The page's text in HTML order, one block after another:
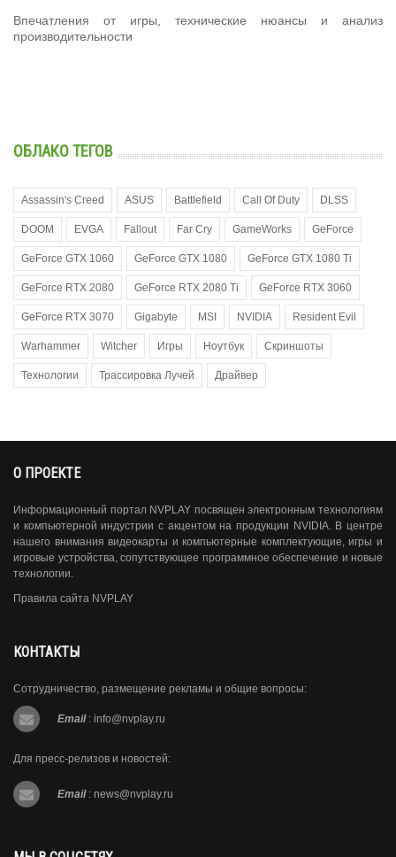
Впечатления от игры, технические нюансы и анализ
производительности
ОБЛАКО ТЕГОВ
Assassin's Creed ASUS Battlefield Call Of Duty DLSS
DOOM EVGA Fallout Far Cry GameWorks GeForce
GeForce GTX 1060 GeForce GTX 1080 GeForce GTX 1080 Ti
GeForce RTX 2080 GeForce RTX 2080 Ti GeForce RTX 3060
GeForce RTX 3070 Gigabyte MSI NVIDIA Resident Evil
Warhammer Witcher Игры Ноутбук Скриншоты
Технологии Трассировка Лучей Драйвер
О ПРОЕКТЕ
Информационный портал NVPLAY посвящен электронным технологиям
и компьютерной индустрии с акцентом на продукции NVIDIA. В центре
нашего внимания видеокарты и компьютерные комплектующие, игры и
игровые устройства, сопутствующее программное обеспечение и новые
технологии.
Правила сайта NVPLAY
КОНТАКТЫ
Сотрудничество, размещение рекламы и общие вопросы:
Email : info@nvplay.ru
Для пресс-релизов и новостей:
Email : news@nvplay.ru